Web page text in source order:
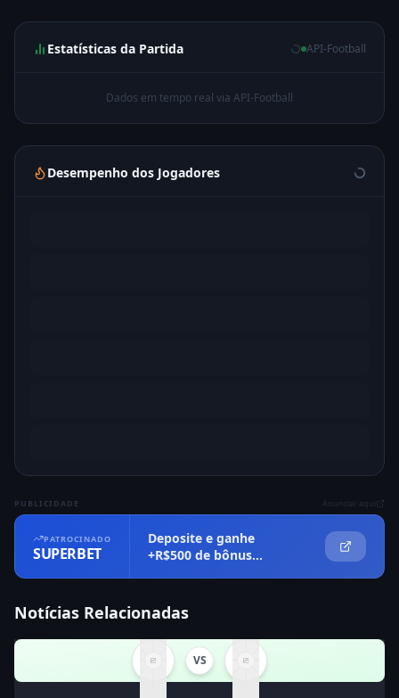
Estatísticas da Partida API-Football
Dados em tempo real via API-Football
Desempenho dos Jogadores
PUBLICIDADE Anunciar aqui
PATROCINADO
SUPERBET
Deposite e ganhe
+R$500 de bônus
Notícias Relacionadas
VS